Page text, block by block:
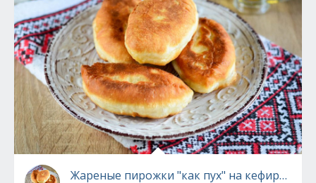
Жареные пирожки "как пух" на кефире -